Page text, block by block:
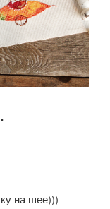
на шее)))